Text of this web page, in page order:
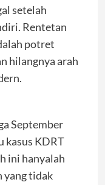
setelah
Rentetan
potret
hilangnya arah
September
kasus KDRT
ini hanyalah
yang tidak